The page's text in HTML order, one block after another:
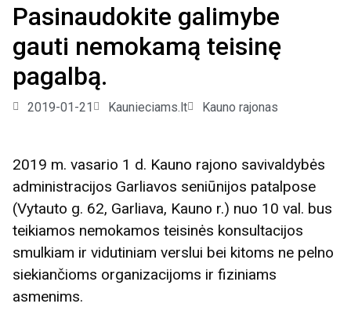
Pasinaudokite galimybe
gauti nemokamą teisinę
pagalbą.
2019-01-21 Kaunieciams.lt Kauno rajonas
2019 m. vasario 1 d. Kauno rajono savivaldybės
administracijos Garliavos seniūnijos patalpose
(Vytauto g. 62, Garliava, Kauno r.) nuo 10 val. bus
teikiamos nemokamos teisinės konsultacijos
smulkiam ir vidutiniam verslui bei kitoms ne pelno
siekiančioms organizacijoms ir fiziniams
asmenims.